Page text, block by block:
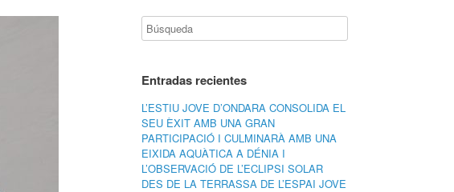
Entradas recientes
L’ESTIU JOVE D’ONDARA CONSOLIDA EL
SEU ÈXIT AMB UNA GRAN
PARTICIPACIÓ I CULMINARÀ AMB UNA
EIXIDA AQUÀTICA A DÉNIA I
L’OBSERVACIÓ DE L’ECLIPSI SOLAR
DES DE LA TERRASSA DE L’ESPAI JOVE